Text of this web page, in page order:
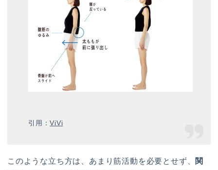
引用：ViVi
このような立ち方は、あまり筋活動を必要とせず、 関